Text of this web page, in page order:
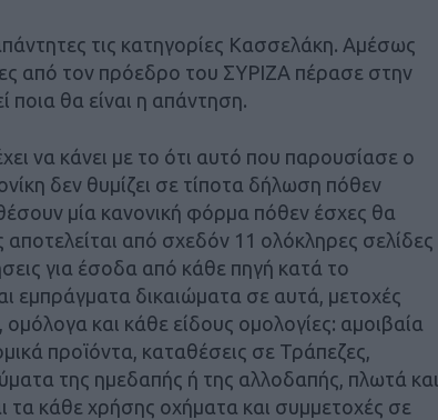
τις κατηγορίες Κασσελάκη. Αμέσως
από τον πρόεδρο του ΣΥΡΙΖΑ πέρασε στην
ποια θα είναι η απάντηση.
να κάνει με το ότι αυτό που παρουσίασε ο
δεν θυμίζει σε τίποτα δήλωση πόθεν
μία κανονική φόρμα πόθεν έσχες θα
από σχεδόν 11 ολόκληρες σελίδες
για έσοδα από κάθε πηγή κατά το
εμπράγματα δικαιώματα σε αυτά, μετοχές
και κάθε είδους ομολογίες: αμοιβαία
προϊόντα, καταθέσεις σε Τράπεζες,
της ημεδαπής ή της αλλοδαπής, πλωτά και
τα κάθε χρήσης οχήματα και συμμετοχές σε